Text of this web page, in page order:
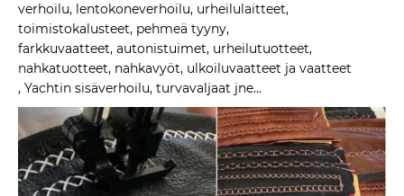
verhoilu, lentokoneverhoilu, urheilulaitteet,
toimistokalusteet, pehmeä tyyny,
farkkuvaatteet, autonistuimet, urheilutuotteet,
nahkatuotteet, nahkavyöt, ulkoiluvaatteet ja vaatteet
, Yachtin sisäverhoilu, turvavaljaat jne...